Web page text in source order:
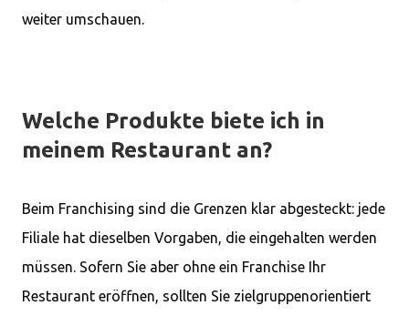
weiter umschauen.
Welche Produkte biete ich in
meinem Restaurant an?
Beim Franchising sind die Grenzen klar abgesteckt: jede
Filiale hat dieselben Vorgaben, die eingehalten werden
müssen. Sofern Sie aber ohne ein Franchise Ihr
Restaurant eröffnen, sollten Sie zielgruppenorientiert